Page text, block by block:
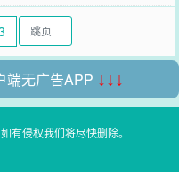
端无广告APP ↓↓↓
有侵权我们将尽快删除。